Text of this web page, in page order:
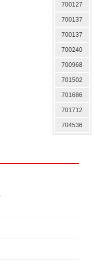
700127
700137
700137
700240
700968
701502
701686
701712
704536